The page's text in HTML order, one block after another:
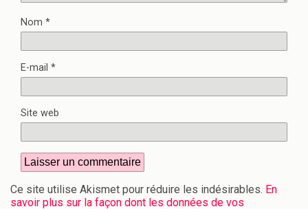
Nom *
E-mail *
Site web
Ce site utilise Akismet pour réduire les indésirables. En
savoir plus sur la façon dont les données de vos